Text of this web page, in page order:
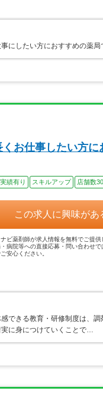
にしたい方におすすめの薬局
お仕事したい方に
績有り スキルアップ 店舗数
この求人に興味があ
ビ薬剤師が求人情報を無料でご提供
病院等への直接応募・問い合わせで
安心ください。
できる教育・研修制度は、
に身につけていくことで…